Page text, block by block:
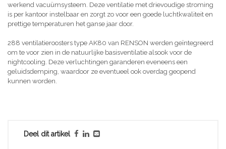
werkend vacuümsysteem. Deze ventilatie met drievoudige stroming
is per kantoor instelbaar en zorgt zo voor een goede luchtkwaliteit en
prettige temperaturen het ganse jaar door.
288 ventilatieroosters type AK80 van RENSON werden geïntegreerd
om te voor zien in de natuurlijke basisventilatie alsook voor de
nightcooling. Deze verluchtingen garanderen eveneens een
geluidsdemping, waardoor ze eventueel ook overdag geopend
kunnen worden.
Deel dit artikel